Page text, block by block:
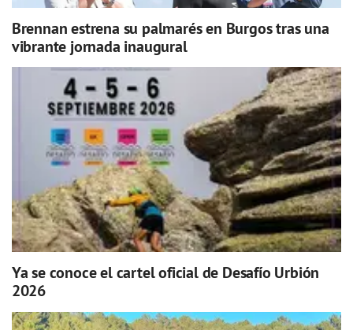
Brennan estrena su palmarés en Burgos tras una
vibrante jornada inaugural
Ya se conoce el cartel oficial de Desafío Urbión
2026